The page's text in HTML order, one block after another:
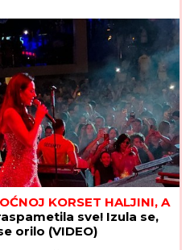
KORSET HALJINI, A
sve! Izula se,
orilo (VIDEO)